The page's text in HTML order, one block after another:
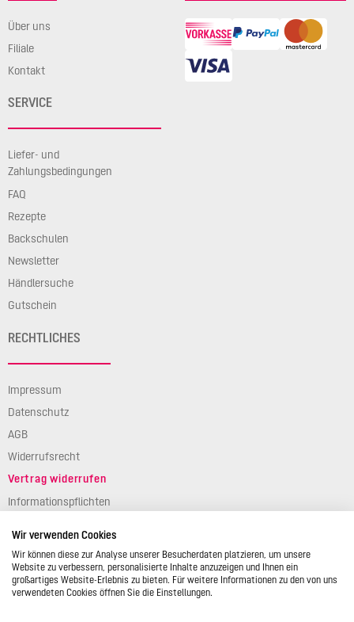
Über uns
Filiale
Kontakt
SERVICE
Liefer- und
Zahlungsbedingungen
FAQ
Rezepte
Backschulen
Newsletter
Händlersuche
Gutschein
RECHTLICHES
Impressum
Datenschutz
AGB
Widerrufsrecht
Vertrag widerrufen
Informationspflichten
Wir verwenden Cookies
Wir können diese zur Analyse unserer Besucherdaten platzieren, um unsere
Website zu verbessern, personalisierte Inhalte anzuzeigen und Ihnen ein
großartiges Website-Erlebnis zu bieten. Für weitere Informationen zu den von uns
verwendeten Cookies öffnen Sie die Einstellungen.